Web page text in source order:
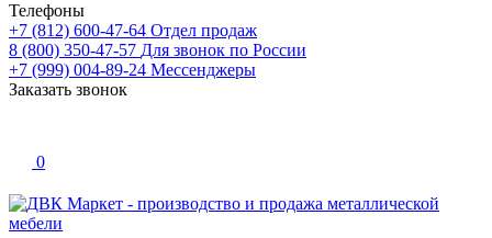
Телефоны
+7 (812) 600-47-64 Отдел продаж
8 (800) 350-47-57 Для звонок по России
+7 (999) 004-89-24 Мессенджеры
Заказать звонок
0